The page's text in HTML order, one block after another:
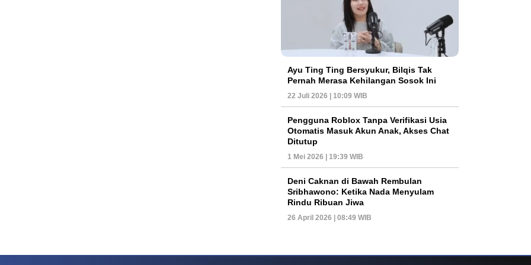
Ayu Ting Ting Bersyukur, Bilqis Tak
Pernah Merasa Kehilangan Sosok Ini
22 Juli 2026 | 10:09 WIB
Pengguna Roblox Tanpa Verifikasi Usia
Otomatis Masuk Akun Anak, Akses Chat
Ditutup
1 Mei 2026 | 19:39 WIB
Deni Caknan di Bawah Rembulan
Sribhawono: Ketika Nada Menyulam
Rindu Ribuan Jiwa
26 April 2026 | 08:49 WIB